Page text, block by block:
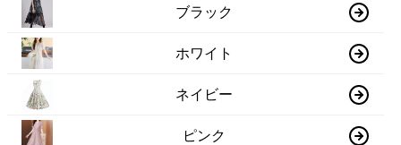
ブラック
ホワイト
ネイビー
ピンク